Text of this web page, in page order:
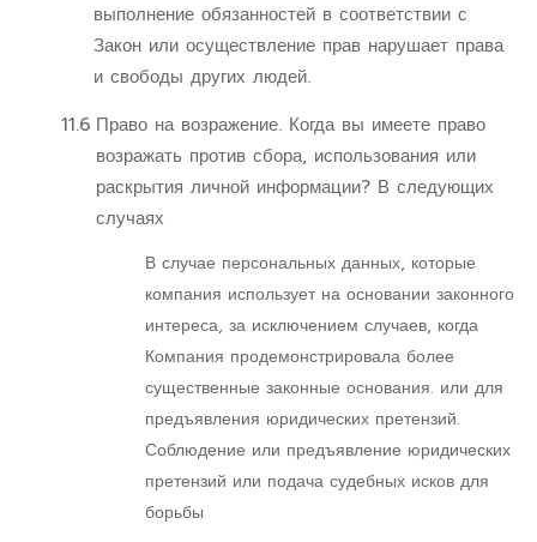
выполнение обязанностей в соответствии с
Закон или осуществление прав нарушает права
и свободы других людей.
11.6 Право на возражение. Когда вы имеете право
возражать против сбора, использования или
раскрытия личной информации? В следующих
случаях
В случае персональных данных, которые
компания использует на основании законного
интереса, за исключением случаев, когда
Компания продемонстрировала более
существенные законные основания. или для
предъявления юридических претензий.
Соблюдение или предъявление юридических
претензий или подача судебных исков для
борьбы